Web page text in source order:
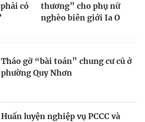
có
thương” cho phụ nữ
nghèo biên giới Ia O
Tháo gỡ “bài toán” chung cư cũ ở
phường Quy Nhơn
Huấn luyện nghiệp vụ PCCC và